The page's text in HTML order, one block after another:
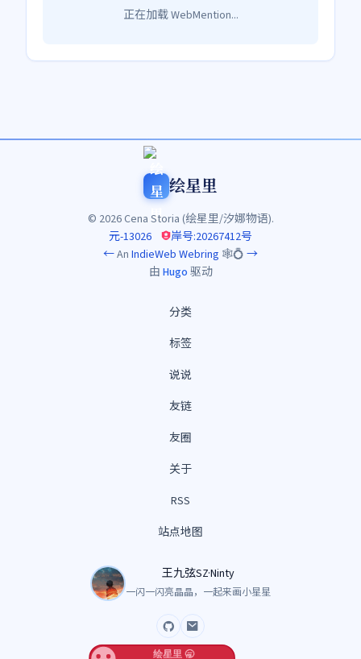
正在加载 WebMention...
绘星里
© 2026 Cena Storia (绘星里/汐娜物语).
元-13026
岸号:20267412号
←An IndieWeb Webring 🕸💍 →
由 Hugo 驱动
分类
标签
说说
友链
友圈
关于
RSS
站点地图
王九弦SZ·Ninty
一闪一闪亮晶晶，一起来画小星星
GitHubEmail